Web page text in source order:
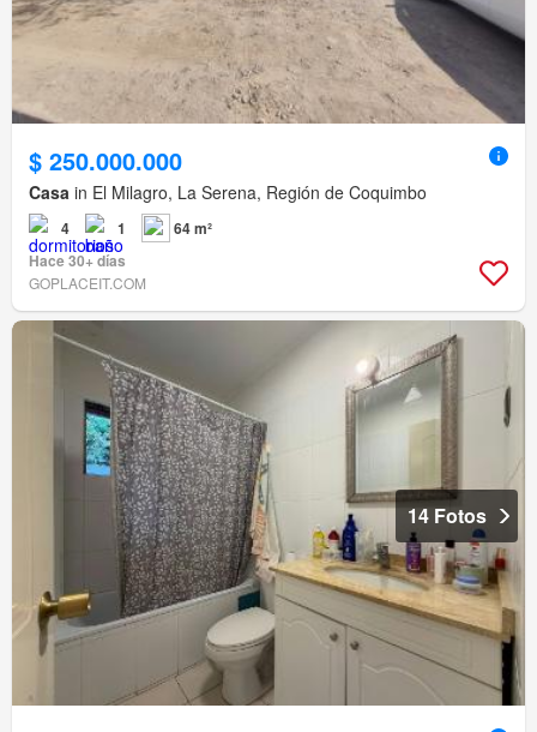
$ 250.000.000
Casa in El Milagro, La Serena, Región de Coquimbo
4 1
64 m²
Hace 30+ días
GOPLACEIT.COM
14 Fotos